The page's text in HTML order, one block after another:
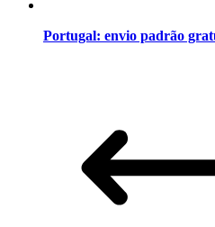
Portugal: envio padrão